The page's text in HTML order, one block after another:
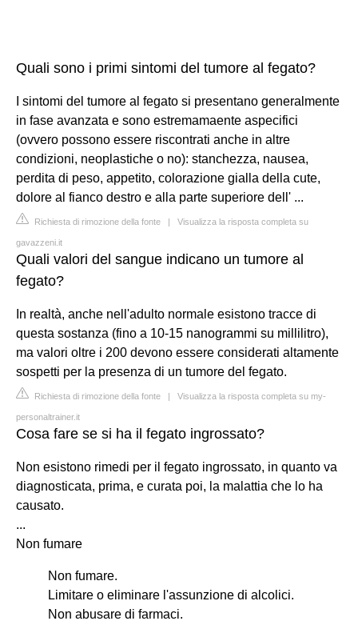
Quali sono i primi sintomi del tumore al fegato?
I sintomi del tumore al fegato si presentano generalmente
in fase avanzata e sono estremamaente aspecifici
(ovvero possono essere riscontrati anche in altre
condizioni, neoplastiche o no): stanchezza, nausea,
perdita di peso, appetito, colorazione gialla della cute,
dolore al fianco destro e alla parte superiore dell' ...
Richiesta di rimozione della fonte | Visualizza la risposta completa su
gavazzeni.it
Quali valori del sangue indicano un tumore al
fegato?
In realtà, anche nell'adulto normale esistono tracce di
questa sostanza (fino a 10-15 nanogrammi su millilitro),
ma valori oltre i 200 devono essere considerati altamente
sospetti per la presenza di un tumore del fegato.
Richiesta di rimozione della fonte | Visualizza la risposta completa su my-
personaltrainer.it
Cosa fare se si ha il fegato ingrossato?
Non esistono rimedi per il fegato ingrossato, in quanto va
diagnosticata, prima, e curata poi, la malattia che lo ha
causato.
...
Non fumare
Non fumare.
Limitare o eliminare l'assunzione di alcolici.
Non abusare di farmaci.